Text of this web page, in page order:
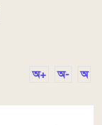
অ+ অ- অ